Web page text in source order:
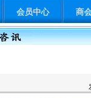
会员中心 商